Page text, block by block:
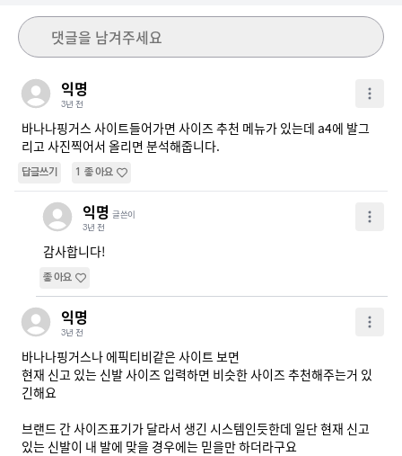
댓글을 남겨주세요
익명
3년 전
바나나핑거스 사이트들어가면 사이즈 추천 메뉴가 있는데 a4에 발그
리고 사진찍어서 올리면 분석해줍니다.
답글쓰기 1 좋아요
익명 글쓴이
3년 전
감사합니다!
좋아요
익명
3년 전
바나나핑거스나 에픽티비같은 사이트 보면
현재 신고 있는 신발 사이즈 입력하면 비슷한 사이즈 추천해주는거 있
긴해요
브랜드 간 사이즈표기가 달라서 생긴 시스템인듯한데 일단 현재 신고
있는 신발이 내 발에 맞을 경우에는 믿을만 하더라구요